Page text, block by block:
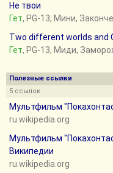
Не твои
Гет, PG-13, Мини,
Two different worlds and
Гет, PG-13, Миди,
Полезные ссылки
5 ссылок
Мультфильм
ru.wikipedia.org
Мультфильм
Википедии
ru.wikipedia.org